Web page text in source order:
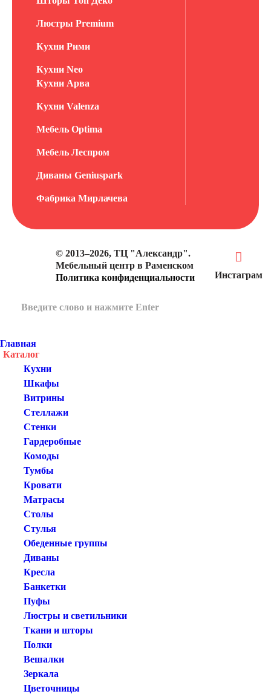
Люстры Premium
Кухни Рими
Кухни Neo
Кухни Арва
Кухни Valenza
Мебель Optima
Мебель Леспром
Диваны Geniuspark
Фабрика Мирлачева
© 2013–2026, ТЦ "Александр".
Мебельный центр в Раменском
Политика конфиденциальности
Инстаграм
Главная
Каталог
Кухни
Шкафы
Витрины
Стеллажи
Стенки
Гардеробные
Комоды
Тумбы
Кровати
Матрасы
Столы
Стулья
Обеденные группы
Диваны
Кресла
Банкетки
Пуфы
Люстры и светильники
Ткани и шторы
Полки
Вешалки
Зеркала
Цветочницы